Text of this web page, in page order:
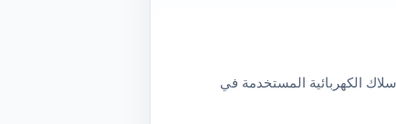
الكهربائية المستخدمة في